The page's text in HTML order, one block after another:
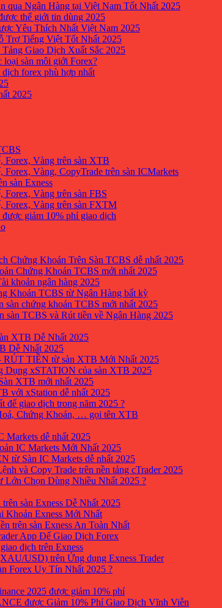
qua Ngân Hàng tại Việt Nam Tốt Nhất 2025
thế giới tin dùng 2025
Yêu Thích Nhất Việt Nam 2025
Trợ Tiếng Việt Tốt Nhất 2025
Giao Dịch Xuất Sắc 2025
loại sàn môi giới Forex?
dịch forex phù hợp nhất
2025
Forex, Vàng trên sàn XTB
Vàng, CopyTrade trên sàn ICMarkets
sàn Exness
Vàng trên sàn FBS
Forex, Vàng trên sàn FXTM
giảm 10% phí giao dịch
Chứng Khoán Trên Sàn TCBS dễ nhất 2025
Chứng Khoán TCBS mới nhất 2025
khoản ngân hàng 2025
Khoán TCBS từ Ngân Hàng bất kỳ
chứng khoán TCBS mới nhất 2025
sàn TCBS và Rút tiền về Ngân Hàng 2025
XTB Dễ Nhất 2025
Dễ Nhất 2025
TIỀN từ sàn XTB Mới Nhất 2025
Dụng xSTATION của sàn XTB 2025
XTB mới nhất 2025
với xStation dễ nhất 2025
giao dịch trong năm 2025 ?
Chứng Khoán, … gọi tên XTB
Markets dễ nhất 2025
IC Markets Mới Nhất 2025
từ Sàn IC Markets dễ nhất 2025
và Copy Trade trên nền tảng cTrader 2025
Chọn Dùng Nhiều Nhất 2025 ?
sàn Exness Dễ Nhất 2025
Khoản Exness Mới Nhất
trên sàn Exness An Toàn Nhất
App Để Giao Dịch Forex
dịch trên Exness
USD) trên Ứng dụng Exness Trader
Forex Uy Tín Nhất 2025 ?
2025 được giảm 10% phí
được Giảm 10% Phí Giao Dịch Vĩnh Viễn